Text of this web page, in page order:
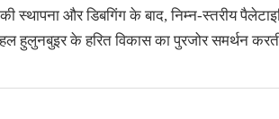
स्थापना और डिबगिंग के बाद, निम्न-स्तरीय
हुलुनबुइर के हरित विकास का पुरजोर समर्थन